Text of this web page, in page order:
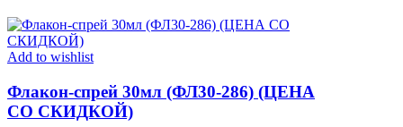
Add to wishlist
Флакон-спрей 30мл (ФЛ30-286) (ЦЕНА
СО СКИДКОЙ)